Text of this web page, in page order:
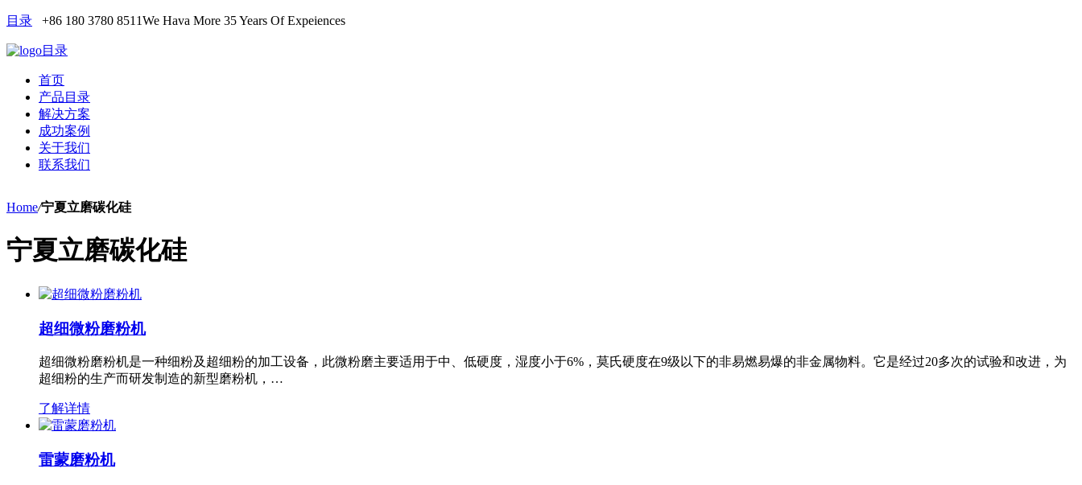
目录 +86 180 3780 8511We Hava More 35 Years Of Expeiences
目录
首页
产品目录
解决方案
成功案例
关于我们
联系我们
Home/宁夏立磨碳化硅
宁夏立磨碳化硅
超细微粉磨粉机
超细微粉磨粉机是一种细粉及超细粉的加工设备，此微粉磨主要适用于中、低硬度，湿度小于6%，莫氏硬度在9级以下的非易燃易爆的非金属物料。它是经过20多次的试验和改进，为
超细粉的生产而研发制造的新型磨粉机，…
了解详情
雷蒙磨粉机